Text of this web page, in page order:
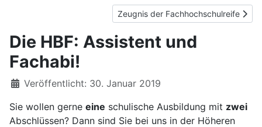
Nächster Beitrag: Zeugnis der
Zeugnis der Fachhochschulreife
Die HBF: Assistent und
Fachabi!
Details
Veröffentlicht: 30. Januar 2019
Sie wollen gerne eine schulische Ausbildung mit zwei
Abschlüssen? Dann sind Sie bei uns in der Höheren